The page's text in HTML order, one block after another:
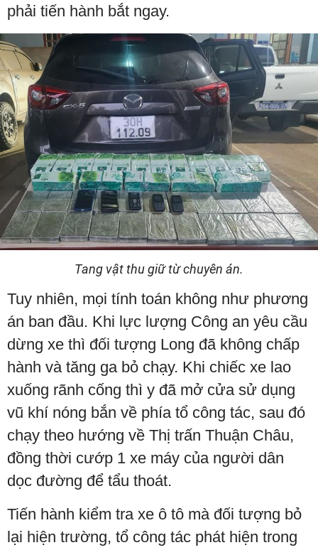
phải tiến hành bắt ngay.
Tang vật thu giữ từ chuyên án.
Tuy nhiên, mọi tính toán không như phương
án ban đầu. Khi lực lượng Công an yêu cầu
dừng xe thì đối tượng Long đã không chấp
hành và tăng ga bỏ chạy. Khi chiếc xe lao
xuống rãnh cống thì y đã mở cửa sử dụng
vũ khí nóng bắn về phía tổ công tác, sau đó
chạy theo hướng về Thị trấn Thuận Châu,
đồng thời cướp 1 xe máy của người dân
dọc đường để tẩu thoát.
Tiến hành kiểm tra xe ô tô mà đối tượng bỏ
lại hiện trường, tổ công tác phát hiện trong